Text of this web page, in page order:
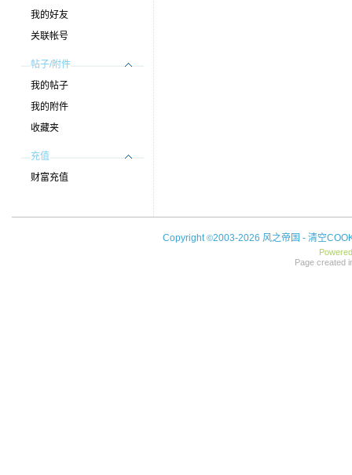
我的好友
关联帐号
帖子/附件
我的帖子
我的附件
收藏夹
充值
财富充值
Copyright©2003-2026 风之帝国 - 清空
Page created